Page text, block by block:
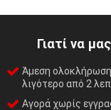
Γιατί να
Άμεση
λιγότερο από 2
Αγορά χωρίς